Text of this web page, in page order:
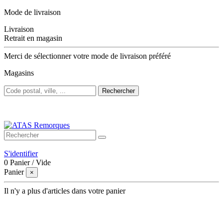
Mode de livraison
Livraison
Retrait en magasin
Merci de sélectionner votre mode de livraison préféré
Magasins
Rechercher
S'identifier
0 Panier /Vide
Panier
×
Il n'y a plus d'articles dans votre panier